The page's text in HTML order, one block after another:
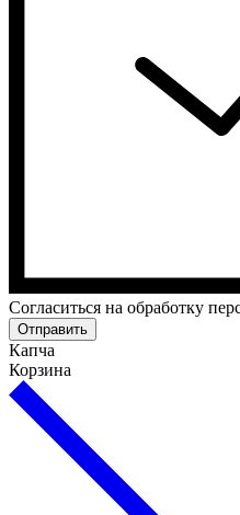
Cогласиться на обработку
Отправить
Капча
Корзина